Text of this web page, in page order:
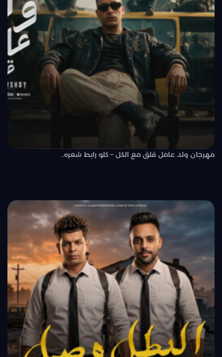
مهرجان ولد عامل قلق مع الكل – كلو رابط شعره..